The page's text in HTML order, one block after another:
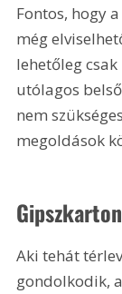
Fontos, hogy
még
lehetőleg
utólagos
nem
megoldások
Gipszkarton
Aki tehát
gondolkodik,